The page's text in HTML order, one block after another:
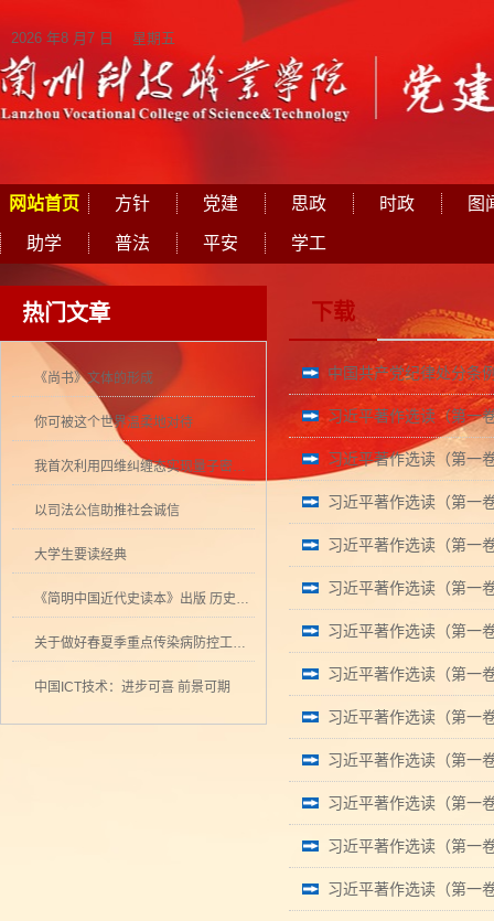
2026 年8 月7 日 星期五
网站首页 方针 党建 思政 时政 图
助学 普法 平安 学工
热门文章
《尚书》文体的形成
你可被这个世界温柔地对待
我首次利用四维纠缠态实现量子密集编码
以司法公信助推社会诚信
大学生要读经典
《简明中国近代史读本》出版 历史学者张海鹏领衔撰写
关于做好春夏季重点传染病防控工作的通知
中国ICT技术：进步可喜 前景可期
下载
中国共产党纪律处分条
习近平著作选读（第一
习近平著作选读（第一
习近平著作选读（第一
习近平著作选读（第一
习近平著作选读（第一
习近平著作选读（第一
习近平著作选读（第一
习近平著作选读（第一
习近平著作选读（第一
习近平著作选读（第一
习近平著作选读（第一
习近平著作选读（第一